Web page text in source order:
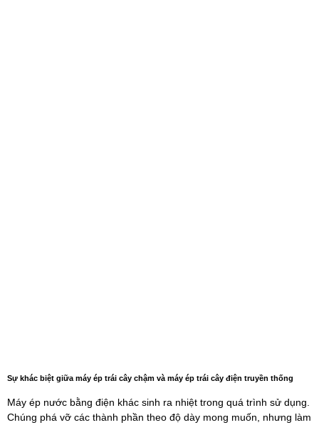
Sự khác biệt giữa máy ép trái cây chậm và máy ép trái cây điện truyền thống
Máy ép nước bằng điện khác sinh ra nhiệt trong quá trình sử dụng.
Chúng phá vỡ các thành phần theo độ dày mong muốn, nhưng làm